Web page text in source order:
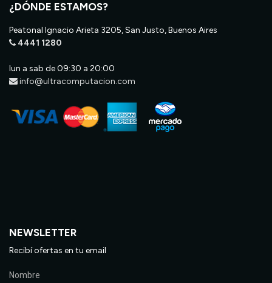
¿DÓNDE ESTAMOS?
Peatonal Ignacio Arieta 3205, San Justo, Buenos Aires
4441 1280
lun a sab de 09:30 a 20:00
info@ultracomputacion.com
NEWSLETTER
Recibí ofertas en tu email